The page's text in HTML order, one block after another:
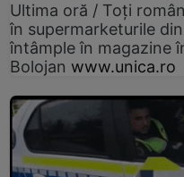
Ultima oră / Toți
în supermarketurile
întâmple în magazine
Bolojan www.unica.ro